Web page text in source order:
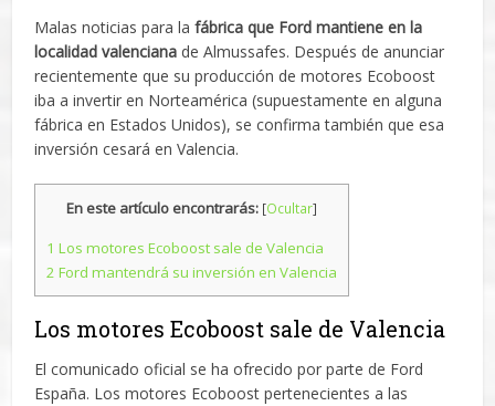
Malas noticias para lafábrica que Ford mantiene en la
localidad valenciana de Almussafes. Después de anunciar
recientemente que su producción de motores Ecoboost
iba a invertir en Norteamérica (supuestamente en alguna
fábrica en Estados Unidos), se confirma también que esa
inversión cesará en Valencia.
En este artículo encontrarás: [Ocultar]
1 Los motores Ecoboost sale de Valencia
2 Ford mantendrá su inversión en Valencia
Los motores Ecoboost sale de Valencia
El comunicado oficial se ha ofrecido por parte de Ford
España. Los motores Ecoboost pertenecientes a las